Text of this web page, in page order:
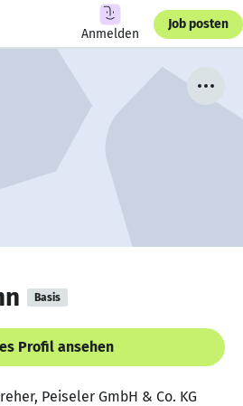
Anmelden
Job posten
Basis
Profil ansehen
Peiseler GmbH & Co. KG